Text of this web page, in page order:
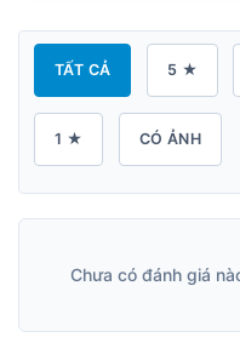
TẤT CẢ 5 ★
1 ★ CÓ ẢNH
Chưa có đánh giá